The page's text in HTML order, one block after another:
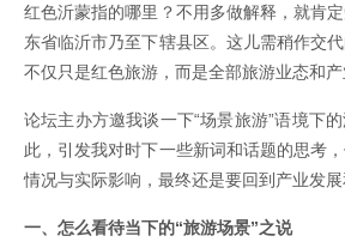
红色沂蒙指的哪里？不用多做解释，就肯
东省临沂市乃至下辖县区。这儿需稍作交
不仅只是红色旅游，而是全部旅游业态和产
论坛主办方邀我谈一下“场景旅游”语境下
此，引发我对时下一些新词和话题的思考
情况与实际影响，最终还是要回到产业发展
一、怎么看待当下的“旅游场景”之说